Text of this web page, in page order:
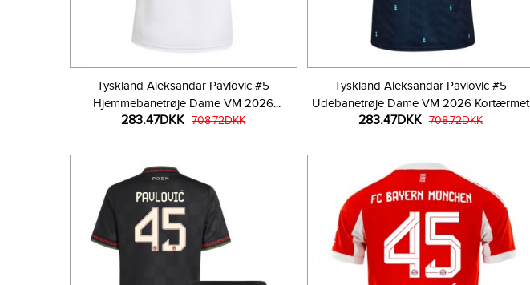
Tyskland Aleksandar Pavlovic #5
Hjemmebanetrøje Dame VM 2026
Kortærmet
283.47DKK 708.72DKK
Tyskland Aleksandar Pavlovic #5
Udebanetrøje Dame VM 2026 Kortærmet
283.47DKK 708.72DKK